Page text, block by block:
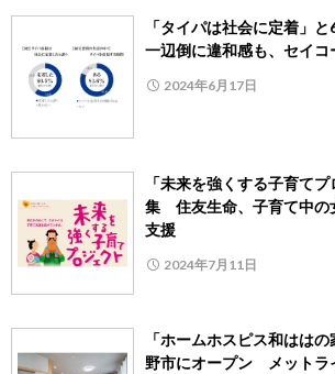
「タイパは社会に定着」
一辺倒に違和感も、セイコ
2024年6月17日
「未来を強くする子育て
集 住友生命、子育て中の
支援
2024年7月11日
「ホームホスピス和はは
野市にオープン メットラ